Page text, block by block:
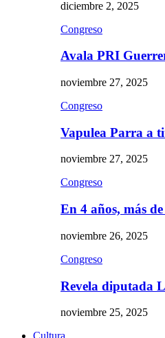
diciembre 2, 2025
Congreso
Avala PRI
noviembre 27, 2025
Congreso
Vapulea Parra a
noviembre 27, 2025
Congreso
En 4 años, más
noviembre 26, 2025
Congreso
Revela diputada
noviembre 25, 2025